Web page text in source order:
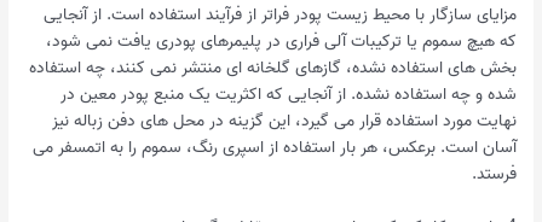
مزایای سازگار با محیط زیست پودر فراتر از فرآیند استفاده است. از آنجایی
که هیچ سموم یا ترکیبات آلی فراری در پلیمرهای پودری یافت نمی شود،
بخش های استفاده نشده، گازهای گلخانه ای منتشر نمی کنند، چه استفاده
شده و چه استفاده نشده. از آنجایی که اکثریت یک منبع پودر معین در
نهایت مورد استفاده قرار می گیرد، این گزینه در محل های دفن زباله نیز
آسان است. برعکس، هر بار استفاده از اسپری رنگ، سموم را به اتمسفر می
فرستد.